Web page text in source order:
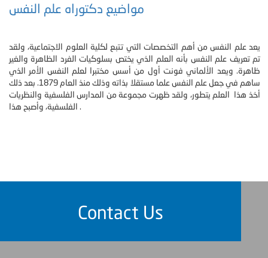
مواضيع دكتوراه علم النفس
يعد علم النفس من أهم التخصصات التي تتبع لكلية العلوم الاجتماعية، ولقد
تم تعريف علم النفس بأنه العلم الذي يختص بسلوكيات الفرد الظاهرة والغير
ظاهرة. ويعد الألماني فونت أول من أسس مختبرا لعلم النفس الأمر الذي
ساهم في جعل علم النفس علما مستقلا بذاته وذلك منذ العام 1879. بعد ذلك
أخذ هذا العلم يتطور، ولقد ظهرت مجموعة من المدارس الفلسفية والنظريات
الفلسفية، وأصبح هذا .
Contact Us